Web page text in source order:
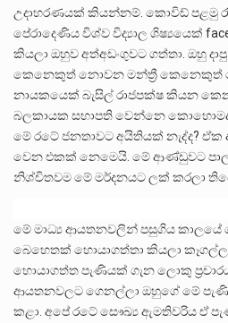
උදාහරණයක් කියන්නම්. කොවිඩ් පළමු
පේරාදෙණිය විශ්ව විද්‍යාල ශිෂ්‍යයෙක්
කියලා ඔහුව අත්අඩංගුවට ගත්තා. ඔහු
කෙනෙකුත් නොවන මන්ත්‍රී කෙනෙකුත්
නායකයෙක් බැසිල් රාජපක්ෂ කියන
බලකායක සභාපති වෙන්නෙ
මේ රටේ ජනතාවට අයිතියක් නැද්ද?
වෙන එකක් නෙමෙයි. මේ ආණ්ඩුවට
නිශ්චිතවම මේ මර්දනයට ලක් කරලා
මේ මාධ්‍ය ආයතනවලින් පසුගිය
බෙහෙතක් හොයාගත්තා කියලා කෑගල්ල
හොයාගත්ත පැණියක් ගැන ලොකු
ආයතනවලට ගෙනල්ලා ඔහුගේ මේ
කළා. අපේ රටේ සෞඛ්‍ය ඇමතිවරිය ඒ